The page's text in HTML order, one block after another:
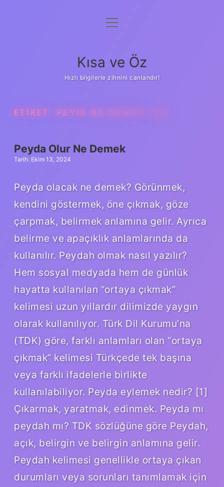
Anasayfa
Yasal Uyarı
menüyü
Kısa ve Öz
Hızlı bilgilerle zihnini canlandır!
ETIKET: PEYIK NE DEMEK TDK
Peyda Olur Ne Demek
Tarih: Ekim 13, 2024
Peyda olacak ne demek? Görünmek,
kendini göstermek, öne çıkmak, göze
çarpmak, belirmek anlamına gelir. Ayrıca
belirme ve apaçıklık anlamlarında da
kullanılır. Peydah olmak nasıl yazılır?
Hem sosyal medyada hem de günlük
hayatta kullanılan “ortaya çıkmak”
kelimesi uzun yıllardır dilimizde yaygın
olarak kullanılıyor. Türk Dil Kurumu’na
(TDK) göre, farklı anlamları olan “ortaya
çıkmak” kelimesi Türkçede tek başına
veya farklı ifadelerle birlikte
kullanılabiliyor. Peyda eylemek nedir? [1]
Çıkarmak, yaratmak, edinmek. Peyda mı
peydah mı? TDK sözlüğüne göre Peydah,
açık, belirgin ve belirgin anlamına gelir.
Peydah kelimesi genellikle ortaya çıkan
durumları veya sorunları tanımlamak için